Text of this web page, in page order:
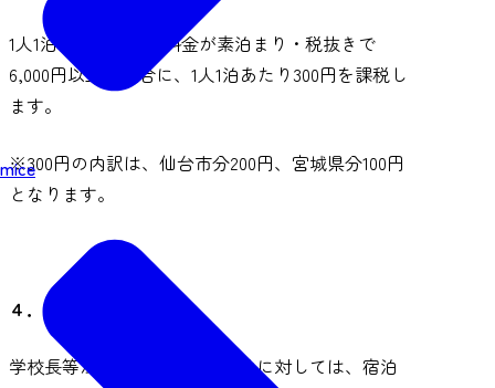
mice
1人1泊あたりの宿泊料金が素泊まり・税抜きで
6,000円以上の場合に、1人1泊あたり300円を課税し
ます。
※300円の内訳は、仙台市分200円、宮城県分100円
となります。
４．課税免除
学校長等が証明する以下の宿泊に対しては、宿泊